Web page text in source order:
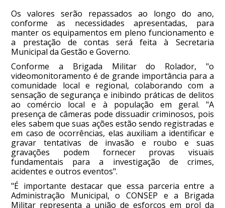
Os valores serão repassados ao longo do ano,
conforme as necessidades apresentadas, para
manter os equipamentos em pleno funcionamento e
a prestação de contas será feita à Secretaria
Municipal da Gestão e Governo.
Conforme a Brigada Militar do Rolador, "o
videomonitoramento é de grande importância para a
comunidade local e regional, colaborando com a
sensação de segurança e inibindo práticas de delitos
ao comércio local e à população em geral. "A
presença de câmeras pode dissuadir criminosos, pois
eles sabem que suas ações estão sendo registradas e
em caso de ocorrências, elas auxiliam a identificar e
gravar tentativas de invasão e roubo e suas
gravações podem fornecer provas visuais
fundamentais para a investigação de crimes,
acidentes e outros eventos".
"É importante destacar que essa parceria entre a
Administração Municipal, o CONSEP e a Brigada
Militar representa a união de esforços em prol da